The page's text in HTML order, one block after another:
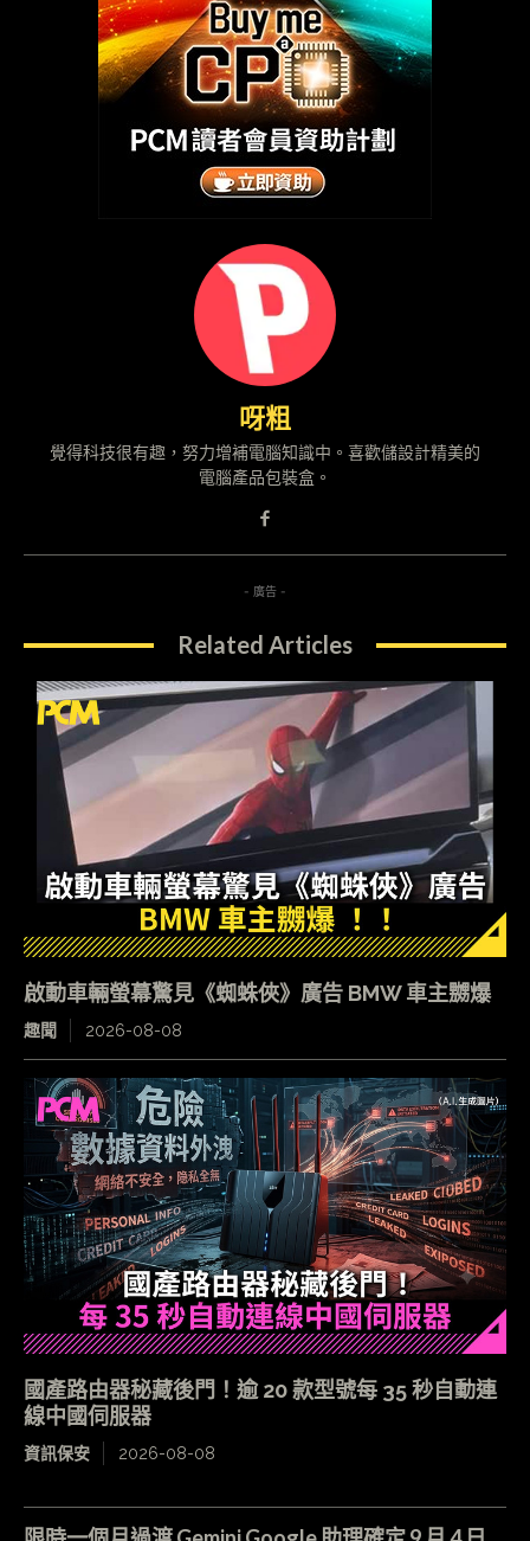
呀粗
覺得科技很有趣，努力增補電腦知識中。喜歡儲設計精美的
電腦產品包裝盒。
- 廣告 -
Related Articles
啟動車輛螢幕驚見《蜘蛛俠》廣告 BMW 車主嬲爆
趣聞 2026-08-08
國產路由器秘藏後門！逾 20 款型號每 35 秒自動連
線中國伺服器
資訊保安 2026-08-08